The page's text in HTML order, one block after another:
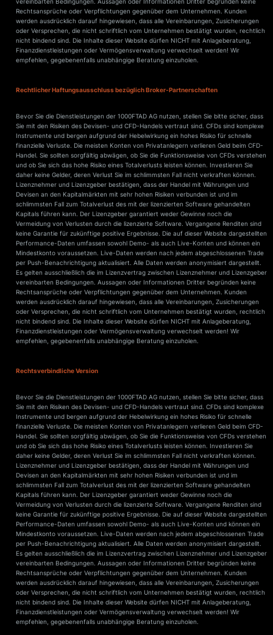
Rechtsansprüche oder Verpflichtungen gegenüber dem Unternehmen. Kunden
werden ausdrücklich darauf hingewiesen, dass alle Vereinbarungen, Zusicherungen
oder Versprechen, die nicht schriftlich vom Unternehmen bestätigt wurden, rechtlich
nicht bindend sind. Die Inhalte dieser Website dürfen NICHT mit Anlageberatung,
Finanzdienstleistungen oder Vermögensverwaltung verwechselt werden! Wir
empfehlen, gegebenenfalls unabhängige Beratung einzuholen.
Rechtlicher Haftungsausschluss bezüglich Broker-Partnerschaften
Bevor Sie die Dienstleistungen der 1000FTAD AG nutzen, stellen Sie bitte sicher, dass
Sie mit den Risiken des Devisen- und CFD-Handels vertraut sind. CFDs sind komplexe
Instrumente und bergen aufgrund der Hebelwirkung ein hohes Risiko für schnelle
finanzielle Verluste. Die meisten Konten von Privatanlegern verlieren Geld beim CFD-
Handel. Sie sollten sorgfältig abwägen, ob Sie die Funktionsweise von CFDs verstehen
und ob Sie sich das hohe Risiko eines Totalverlusts leisten können. Investieren Sie
daher keine Gelder, deren Verlust Sie im schlimmsten Fall nicht verkraften können.
Lizenznehmer und Lizenzgeber bestätigen, dass der Handel mit Währungen und
Devisen an den Kapitalmärkten mit sehr hohen Risiken verbunden ist und im
schlimmsten Fall zum Totalverlust des mit der lizenzierten Software gehandelten
Kapitals führen kann. Der Lizenzgeber garantiert weder Gewinne noch die
Vermeidung von Verlusten durch die lizenzierte Software. Vergangene Renditen sind
keine Garantie für zukünftige positive Ergebnisse. Die auf dieser Website dargestellten
Performance-Daten umfassen sowohl Demo- als auch Live-Konten und können ein
Mindestkonto voraussetzen. Live-Daten werden nach jedem abgeschlossenen Trade
per Push-Benachrichtigung aktualisiert. Alle Daten werden anonymisiert dargestellt.
Es gelten ausschließlich die im Lizenzvertrag zwischen Lizenznehmer und Lizenzgeber
vereinbarten Bedingungen. Aussagen oder Informationen Dritter begründen keine
Rechtsansprüche oder Verpflichtungen gegenüber dem Unternehmen. Kunden
werden ausdrücklich darauf hingewiesen, dass alle Vereinbarungen, Zusicherungen
oder Versprechen, die nicht schriftlich vom Unternehmen bestätigt wurden, rechtlich
nicht bindend sind. Die Inhalte dieser Website dürfen NICHT mit Anlageberatung,
Finanzdienstleistungen oder Vermögensverwaltung verwechselt werden! Wir
empfehlen, gegebenenfalls unabhängige Beratung einzuholen.
Rechtsverbindliche Version
Bevor Sie die Dienstleistungen der 1000FTAD AG nutzen, stellen Sie bitte sicher, dass
Sie mit den Risiken des Devisen- und CFD-Handels vertraut sind. CFDs sind komplexe
Instrumente und bergen aufgrund der Hebelwirkung ein hohes Risiko für schnelle
finanzielle Verluste. Die meisten Konten von Privatanlegern verlieren Geld beim CFD-
Handel. Sie sollten sorgfältig abwägen, ob Sie die Funktionsweise von CFDs verstehen
und ob Sie sich das hohe Risiko eines Totalverlusts leisten können. Investieren Sie
daher keine Gelder, deren Verlust Sie im schlimmsten Fall nicht verkraften können.
Lizenznehmer und Lizenzgeber bestätigen, dass der Handel mit Währungen und
Devisen an den Kapitalmärkten mit sehr hohen Risiken verbunden ist und im
schlimmsten Fall zum Totalverlust des mit der lizenzierten Software gehandelten
Kapitals führen kann. Der Lizenzgeber garantiert weder Gewinne noch die
Vermeidung von Verlusten durch die lizenzierte Software. Vergangene Renditen sind
keine Garantie für zukünftige positive Ergebnisse. Die auf dieser Website dargestellten
Performance-Daten umfassen sowohl Demo- als auch Live-Konten und können ein
Mindestkonto voraussetzen. Live-Daten werden nach jedem abgeschlossenen Trade
per Push-Benachrichtigung aktualisiert. Alle Daten werden anonymisiert dargestellt.
Es gelten ausschließlich die im Lizenzvertrag zwischen Lizenznehmer und Lizenzgeber
vereinbarten Bedingungen. Aussagen oder Informationen Dritter begründen keine
Rechtsansprüche oder Verpflichtungen gegenüber dem Unternehmen. Kunden
werden ausdrücklich darauf hingewiesen, dass alle Vereinbarungen, Zusicherungen
oder Versprechen, die nicht schriftlich vom Unternehmen bestätigt wurden, rechtlich
nicht bindend sind. Die Inhalte dieser Website dürfen NICHT mit Anlageberatung,
Finanzdienstleistungen oder Vermögensverwaltung verwechselt werden! Wir
empfehlen, gegebenenfalls unabhängige Beratung einzuholen.